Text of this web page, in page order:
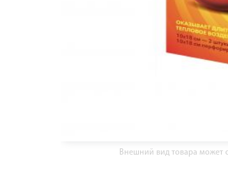
Внешний вид товара может